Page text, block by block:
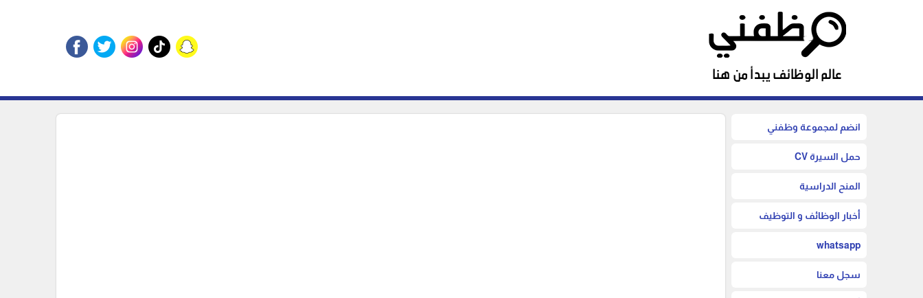
انضم لمجموعة وظفني
حمل السيرة CV
المنح الدراسية
أخبار الوظائف و التوظيف
whatsapp
سجل معنا